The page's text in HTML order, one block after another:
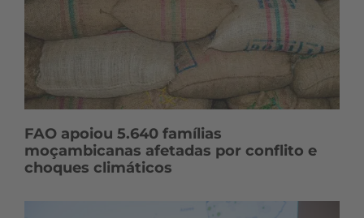
FAO apoiou 5.640 famílias
moçambicanas afetadas por conflito e
choques climáticos